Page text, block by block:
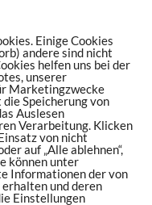
(28:24)
Mekka
Einige Cookies
andere sind nicht
helfen uns bei der
unserer
Marketingzwecke
Speicherung von
Auslesen
Verarbeitung. Klicken
von nicht
auf „Alle ablehnen“,
können unter
Informationen der von
und deren
Einstellungen